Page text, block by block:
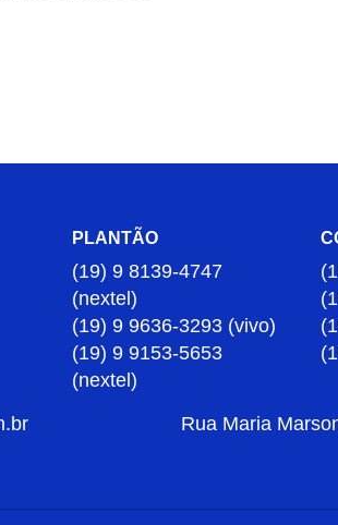
PLANTÃO
(19) 9 8139-4747
(nextel)
(19) 9 9636-3293 (vivo)
(19) 9 9153-5653
(nextel)
Rua Maria